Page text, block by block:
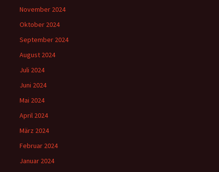
November 2024
Oktober 2024
September 2024
August 2024
Juli 2024
Juni 2024
Mai 2024
April 2024
März 2024
Februar 2024
Januar 2024